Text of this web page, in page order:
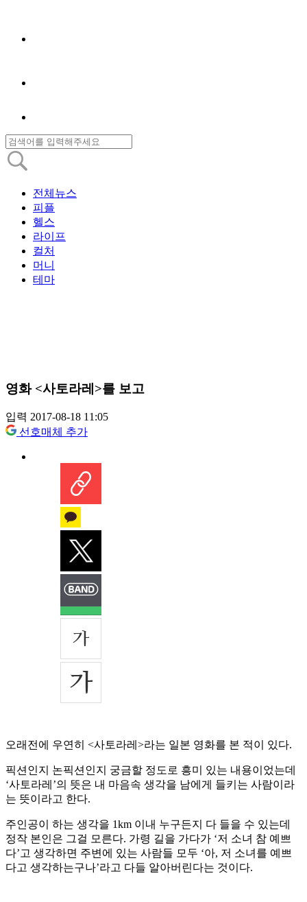
전체뉴스
피플
헬스
라이프
컬처
머니
테마
영화 <사토라레>를 보고
입력 2017-08-18 11:05
선호매체 추가
오래전에 우연히 <사토라레>라는 일본 영화를 본 적이 있다.
픽션인지 논픽션인지 궁금할 정도로 흥미 있는 내용이었는데
‘사토라레’의 뜻은 내 마음속 생각을 남에게 들키는 사람이라
는 뜻이라고 한다.
주인공이 하는 생각을 1km 이내 누구든지 다 들을 수 있는데
정작 본인은 그걸 모른다. 가령 길을 가다가 ‘저 소녀 참 예쁘
다’고 생각하면 주변에 있는 사람들 모두 ‘아, 저 소녀를 예쁘
다고 생각하는구나’라고 다들 알아버린다는 것이다.